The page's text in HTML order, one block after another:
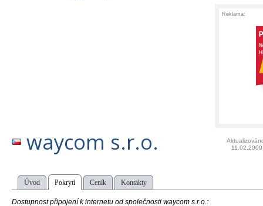
Reklama:
waycom s.r.o.
11.02.2009
Úvod Pokrytí Ceník Kontakty
Dostupnost připojení k internetu od společnosti waycom s.r.o.: